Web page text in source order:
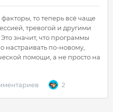
то теперь всё чаще
тревогой и другими
значит, что программы
настраивать по-новому,
помощи, а не просто на
2